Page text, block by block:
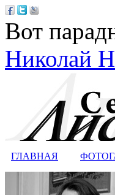
Вот
Николай
ГЛАВНАЯ